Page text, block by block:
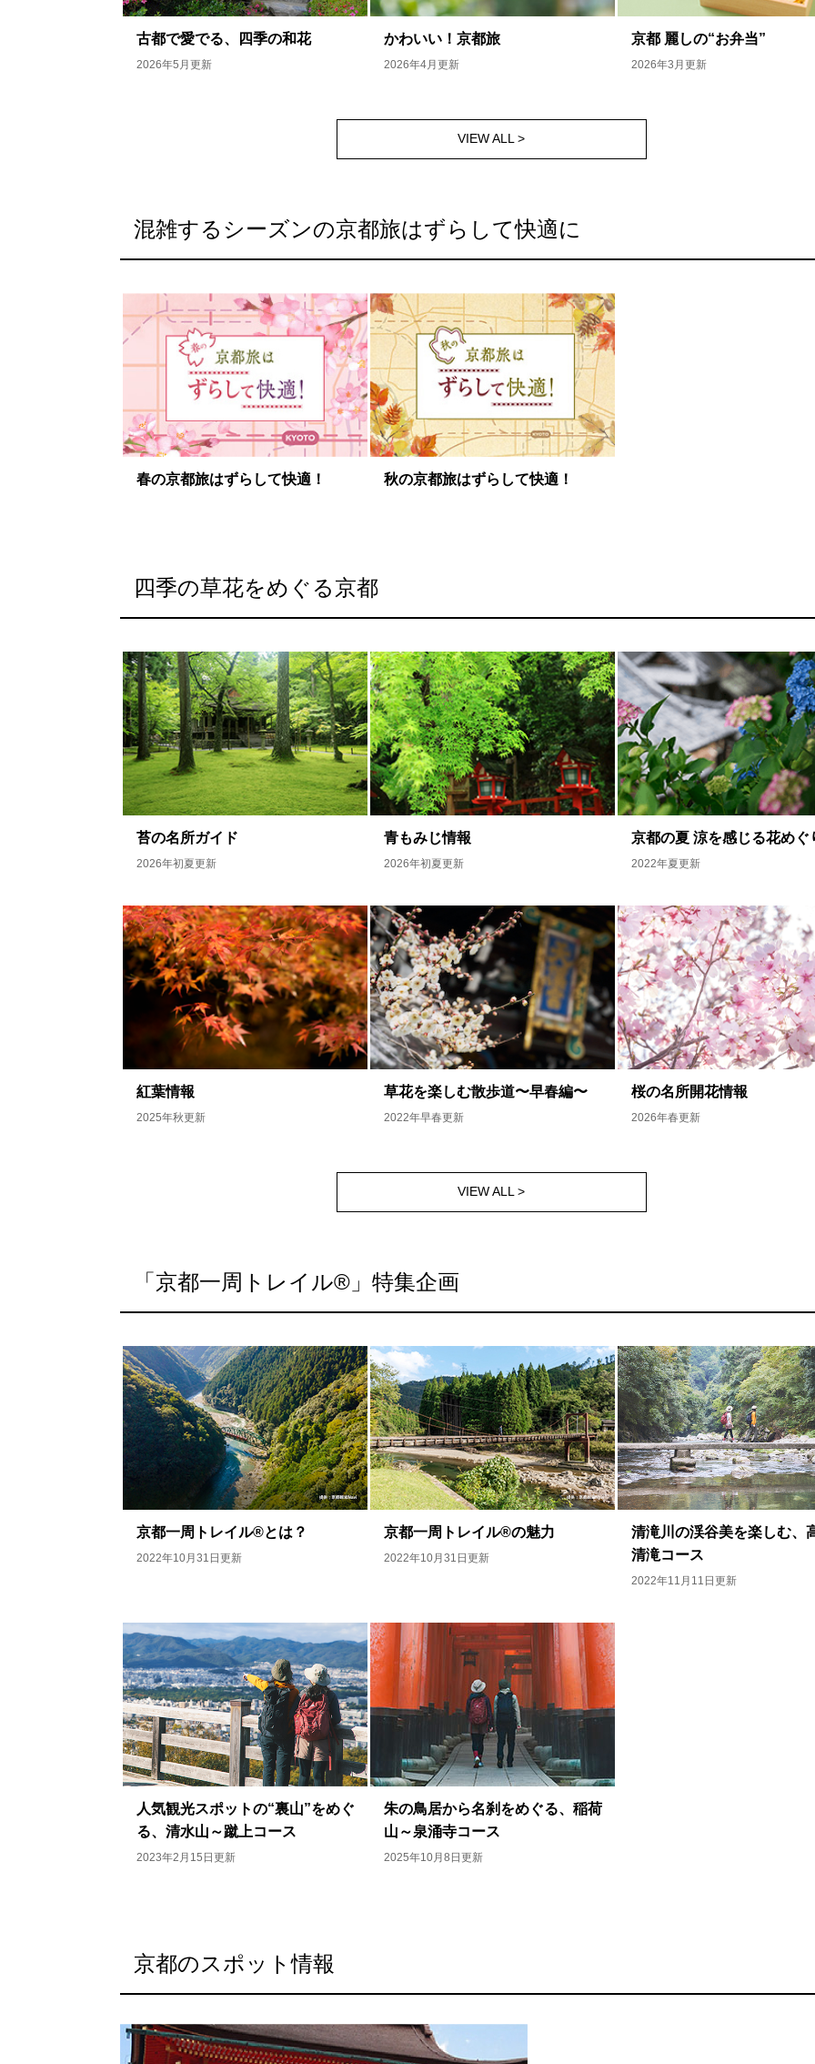
古都で愛でる、四季の和花
2026年5月更新
かわいい！京都旅
2026年4月更新
京都 麗しの“お弁当”
2026年3月更新
VIEW ALL >
混雑するシーズンの京都旅はずらして快適に
春の京都旅はずらして快適！ 秋の京都旅はずらして快適！
四季の草花をめぐる京都
苔の名所ガイド
2026年初夏更新
青もみじ情報
2026年初夏更新
京都の夏 涼を感じる花めぐ
2022年夏更新
紅葉情報
2025年秋更新
草花を楽しむ散歩道〜早春編〜
2022年早春更新
桜の名所開花情報
2026年春更新
VIEW ALL >
「京都一周トレイル®︎」特集企画
京都一周トレイル®︎とは？
2022年10月31日更新
京都一周トレイル®︎の魅力
2022年10月31日更新
清滝川の渓谷美を楽しむ、
清滝コース
2022年11月11日更新
人気観光スポットの“裏山”をめぐ
る、清水山～蹴上コース
2023年2月15日更新
朱の鳥居から名刹をめぐる、稲荷
山～泉涌寺コース
2025年10月8日更新
京都のスポット情報